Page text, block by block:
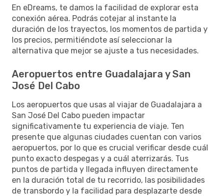
En eDreams, te damos la facilidad de explorar esta
conexión aérea. Podrás cotejar al instante la
duración de los trayectos, los momentos de partida y
los precios, permitiéndote así seleccionar la
alternativa que mejor se ajuste a tus necesidades.
Aeropuertos entre Guadalajara y San
José Del Cabo
Los aeropuertos que usas al viajar de Guadalajara a
San José Del Cabo pueden impactar
significativamente tu experiencia de viaje. Ten
presente que algunas ciudades cuentan con varios
aeropuertos, por lo que es crucial verificar desde cuál
punto exacto despegas y a cuál aterrizarás. Tus
puntos de partida y llegada influyen directamente
en la duración total de tu recorrido, las posibilidades
de transbordo y la facilidad para desplazarte desde